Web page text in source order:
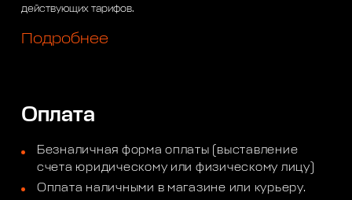
действующих тарифов.
Подробнее
Оплата
Безналичная форма оплаты (выставление
счета юридическому или физическому лицу)
Оплата наличными в магазине или курьеру.